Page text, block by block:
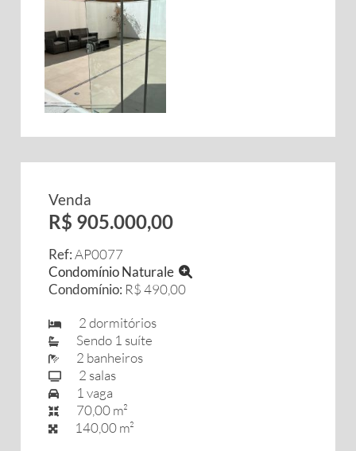
Venda
R$ 905.000,00
Ref:AP0077
Condomínio Naturale
Condomínio: R$ 490,00
2 dormitórios
Sendo 1 suíte
2 banheiros
2 salas
1 vaga
70,00 m²
140,00 m²